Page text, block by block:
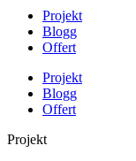
Projekt
Blogg
Offert
Projekt
Blogg
Offert
Projekt